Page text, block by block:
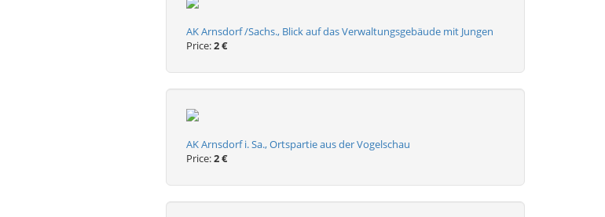
AK Arnsdorf /Sachs., Blick auf das Verwaltungsgebäude mit Jungen
Price:2 €
AK Arnsdorf i. Sa., Ortspartie aus der Vogelschau
Price:2 €